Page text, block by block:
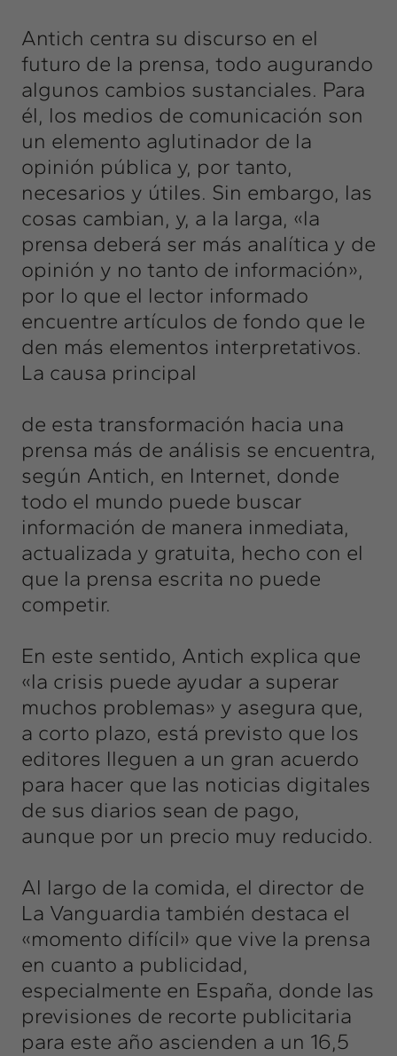
Antich centra su discurso en el
futuro de la prensa, todo augurando
algunos cambios sustanciales. Para
él, los medios de comunicación son
un elemento aglutinador de la
opinión pública y, por tanto,
necesarios y útiles. Sin embargo, las
cosas cambian, y, a la larga, «la
prensa deberá ser más analítica y de
opinión y no tanto de información»,
por lo que el lector informado
encuentre artículos de fondo que le
den más elementos interpretativos.
La causa principal
de esta transformación hacia una
prensa más de análisis se encuentra,
según Antich, en Internet, donde
todo el mundo puede buscar
información de manera inmediata,
actualizada y gratuita, hecho con el
que la prensa escrita no puede
competir.
En este sentido, Antich explica que
«la crisis puede ayudar a superar
muchos problemas» y asegura que,
a corto plazo, está previsto que los
editores lleguen a un gran acuerdo
para hacer que las noticias digitales
de sus diarios sean de pago,
aunque por un precio muy reducido.
Al largo de la comida, el director de
La Vanguardia también destaca el
«momento difícil» que vive la prensa
en cuanto a publicidad,
especialmente en España, donde las
previsiones de recorte publicitaria
para este año ascienden a un 16,5